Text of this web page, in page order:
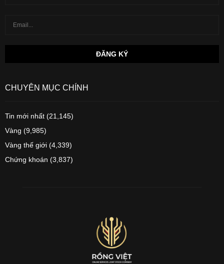
CHUYÊN MỤC CHÍNH
Tin mới nhất (21,145)
Vàng (9,985)
Vàng thế giới (4,339)
Chứng khoán (3,837)